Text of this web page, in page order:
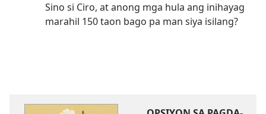
Sino si Ciro, at anong mga hula ang inihayag
marahil 150 taon bago pa man siya isilang?